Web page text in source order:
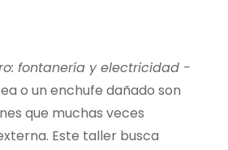
fontanería y electricidad -
o un enchufe dañado son
que muchas veces
Este taller busca